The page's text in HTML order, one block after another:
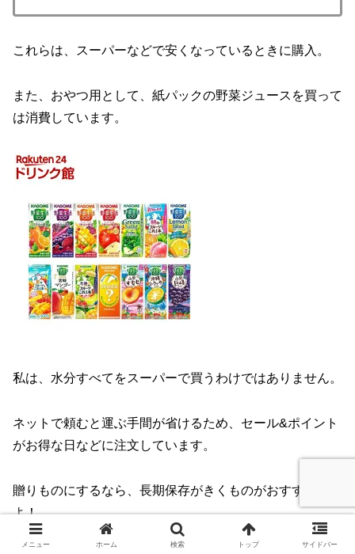
これらは、スーパーなどで安くなっているときに購入。
また、おやつ用として、紙パックの野菜ジュースを買って
は消費しています。
私は、水分すべてをスーパーで買うわけではありません。
ネットで頼むと運ぶ手間が省けるため、セール&ポイント
がお得な日などに注文しています。
贈りものにするなら、長期保存がきくものがおすすめです
よ！
メニュー ホーム 検索 トップ サイドバー